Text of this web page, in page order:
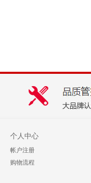
个人中心
帐户注册
购物流程